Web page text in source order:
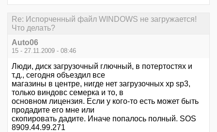
Re: Испорченный файл WINDOWS не загружается!
Что делать?
Auto06
15 - 27.11.2009 - 08:46
Люди, диск загрузочный глючный, в потертостях и
т.д., сегодня объездил все
магазины в центре, нигде нет загрузочных хр sp3,
только виндовс семерка и то, в
основном лицензия. Если у кого-то есть может быть
продадите его мне или
скопировать дадите. Иначе попалось полный. SOS
8909.44.99.271